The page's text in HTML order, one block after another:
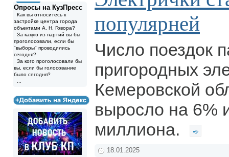
Опросы на КузПресс
Как вы относитесь к
застройке центра города
объектами А. Н. Говора?
За какую из партий вы бы
проголосовали, если бы
"выборы" проводились
сегодня?
За кого проголосовали бы
вы, если бы голосование
было сегодня?
популярней
Число поездок
пригородных
Кемеровской
выросло на 6%
миллиона.
18.01.2025